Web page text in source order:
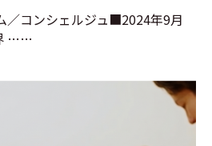
／コンシェルジュ■2024年9月
……